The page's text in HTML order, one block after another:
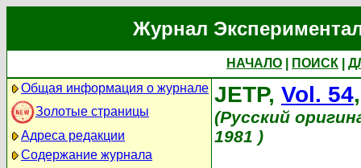
Журнал
НАЧАЛО ПОИСК
Общая информация о журнале
Золотые страницы
Адреса редакции
Содержание журнала
JETP, Vol. 54
(Русский
1981 )